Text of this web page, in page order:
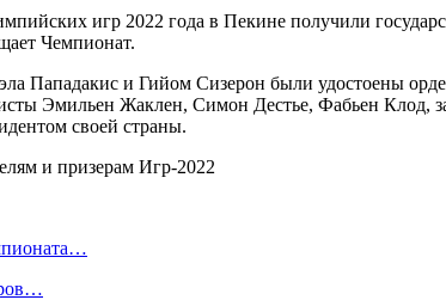
игр 2022 года в Пекине получили
Чемпионат.
Пападакис и Гийом Сизерон были удостоены
Эмильен Жаклен, Симон Дестье, Фабьен Клод,
своей страны.